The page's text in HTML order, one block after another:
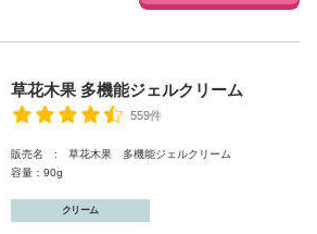
草花木果 多機能ジェルクリーム
559件
販売名 : 草花木果 多機能ジェルクリーム
容量：90g
クリーム